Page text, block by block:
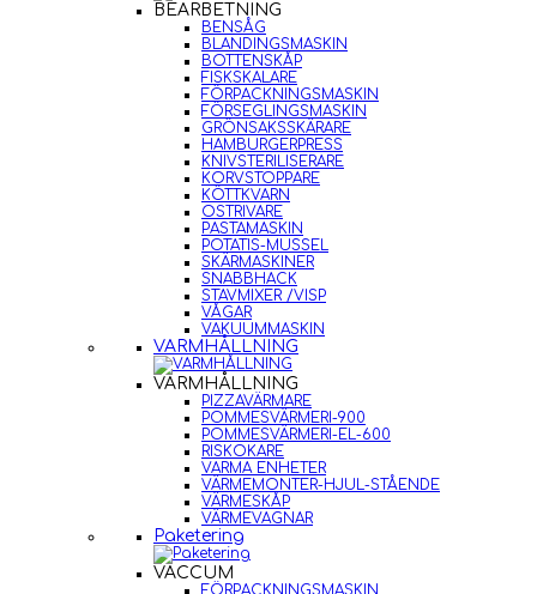
BEARBETNING
BENSÅG
BLANDINGSMASKIN
BOTTENSKÅP
FISKSKALARE
FÖRPACKNINGSMASKIN
FÖRSEGLINGSMASKIN
GRÖNSAKSSKÄRARE
HAMBURGERPRESS
KNIVSTERILISERARE
KORVSTOPPARE
KÖTTKVARN
OSTRIVARE
PASTAMASKIN
POTATIS-MUSSEL
SKÄRMASKINER
SNABBHACK
STAVMIXER /VISP
VÅGAR
VAKUUMMASKIN
VARMHÅLLNING
VARMHÅLLNING
PIZZAVÄRMARE
POMMESVÄRMERI-900
POMMESVÄRMERI-EL-600
RISKOKARE
VARMA ENHETER
VÄRMEMONTER-HJUL-STÅENDE
VÄRMESKÅP
VÄRMEVAGNAR
Paketering
VACCUM
FÖRPACKNINGSMASKIN